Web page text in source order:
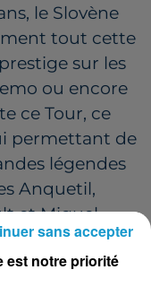
le Slovène
tout cette
sur les
ou encore
ce Tour, ce
permettant de
légendes
Anquetil,
et Miguel
rival, le Danois
est notre priorité
sans accepter